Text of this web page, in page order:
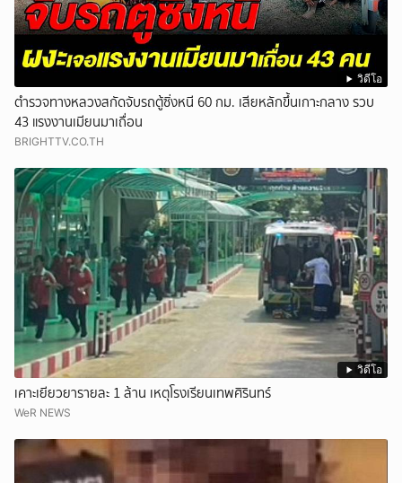
วิดีโอ
ตำรวจทางหลวงสกัดจับรถตู้ซิ่งหนี 60 กม. เสียหลักขึ้นเกาะกลาง รวบ
43 แรงงานเมียนมาเถื่อน
BRIGHTTV.CO.TH
วิดีโอ
เคาะเยียวยารายละ 1 ล้าน เหตุโรงเรียนเทพศิรินทร์
WeR NEWS